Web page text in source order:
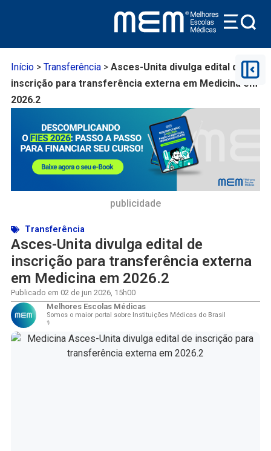
Início> Transferência> Asces-Unita divulga edital de
inscrição para transferência externa em Medicina em
2026.2
publicidade
Transferência
Asces-Unita divulga edital de
inscrição para transferência externa
em Medicina em 2026.2
Publicado em 02 de jun 2026, 15h00
Melhores Escolas Médicas
Somos o maior portal sobre Instituições Médicas do Brasil
⚕️